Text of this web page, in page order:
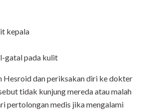
kepala
gatal pada kulit
Hesroid dan periksakan diri ke dokter
tidak kunjung mereda atau malah
pertolongan medis jika mengalami